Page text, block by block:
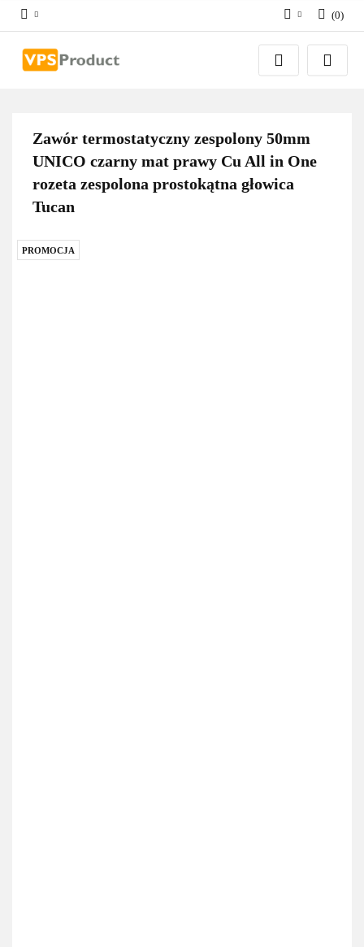
Zaloguj się
Zarejestruj się
(0)
Zawór termostatyczny zespolony 50mm
UNICO czarny mat prawy Cu All in One
rozeta zespolona prostokątna głowica
Tucan
PROMOCJA